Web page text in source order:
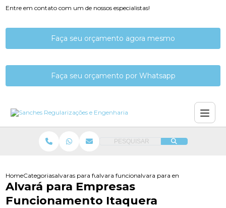
Entre em contato com um de nossos especialistas!
Faça seu orçamento agora mesmo
Faça seu orçamento por Whatsapp
PESQUISAR
HomeCategoriasalvaras para funcionamentoalvara funcionamento de empresa
alvara para empresas
Alvará para Empresas
Funcionamento Itaquera